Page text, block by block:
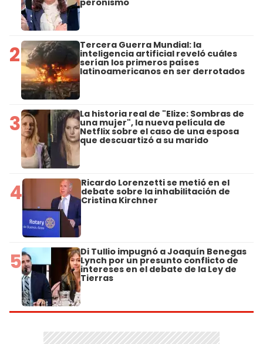
peronismo
2 Tercera Guerra Mundial: la
inteligencia artificial reveló cuáles
serían los primeros países
latinoamericanos en ser derrotados
3 La historia real de "Elize: Sombras de
una mujer", la nueva película de
Netflix sobre el caso de una esposa
que descuartizó a su marido
4 Ricardo Lorenzetti se metió en el
debate sobre la inhabilitación de
Cristina Kirchner
5 Di Tullio impugnó a Joaquín Benegas
Lynch por un presunto conflicto de
intereses en el debate de la Ley de
Tierras